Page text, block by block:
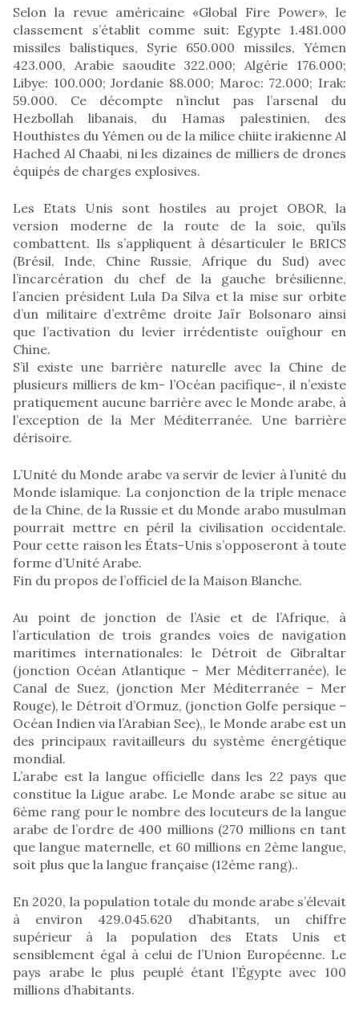
Selon la revue américaine «Global Fire Power», le
classement s’établit comme suit: Egypte 1.481.000
missiles balistiques, Syrie 650.000 missiles, Yémen
423.000, Arabie saoudite 322.000; Algérie 176.000;
Libye: 100.000; Jordanie 88.000; Maroc: 72.000; Irak:
59.000. Ce décompte n’inclut pas l’arsenal du
Hezbollah libanais, du Hamas palestinien, des
Houthistes du Yémen ou de la milice chiite irakienne Al
Hached Al Chaabi, ni les dizaines de milliers de drones
équipés de charges explosives.
Les Etats Unis sont hostiles au projet OBOR, la
version moderne de la route de la soie, qu’ils
combattent. Ils s’appliquent à désarticuler le BRICS
(Brésil, Inde, Chine Russie, Afrique du Sud) avec
l’incarcération du chef de la gauche brésilienne,
l’ancien président Lula Da Silva et la mise sur orbite
d’un militaire d’extrême droite Jaïr Bolsonaro ainsi
que l’activation du levier irrédentiste ouïghour en
Chine.
S’il existe une barrière naturelle avec la Chine de
plusieurs milliers de km- l’Océan pacifique-, il n’existe
pratiquement aucune barrière avec le Monde arabe, à
l’exception de la Mer Méditerranée. Une barrière
dérisoire.
L’Unité du Monde arabe va servir de levier à l’unité du
Monde islamique. La conjonction de la triple menace
de la Chine, de la Russie et du Monde arabo musulman
pourrait mettre en péril la civilisation occidentale.
Pour cette raison les États-Unis s’opposeront à toute
forme d’Unité Arabe.
Fin du propos de l’officiel de la Maison Blanche.
Au point de jonction de l’Asie et de l’Afrique, à
l’articulation de trois grandes voies de navigation
maritimes internationales: le Détroit de Gibraltar
(jonction Océan Atlantique – Mer Méditerranée), le
Canal de Suez, (jonction Mer Méditerranée – Mer
Rouge), le Détroit d’Ormuz, (jonction Golfe persique –
Océan Indien via l’Arabian See),, le Monde arabe est un
des principaux ravitailleurs du système énergétique
mondial.
L’arabe est la langue officielle dans les 22 pays que
constitue la Ligue arabe. Le Monde arabe se situe au
6ème rang pour le nombre des locuteurs de la langue
arabe de l’ordre de 400 millions (270 millions en tant
que langue maternelle, et 60 millions en 2ème langue,
soit plus que la langue française (12ème rang)..
En 2020, la population totale du monde arabe s’élevait
à environ 429.045.620 d’habitants, un chiffre
supérieur à la population des Etats Unis et
sensiblement égal à celui de l’Union Européenne. Le
pays arabe le plus peuplé étant l’Égypte avec 100
millions d’habitants.